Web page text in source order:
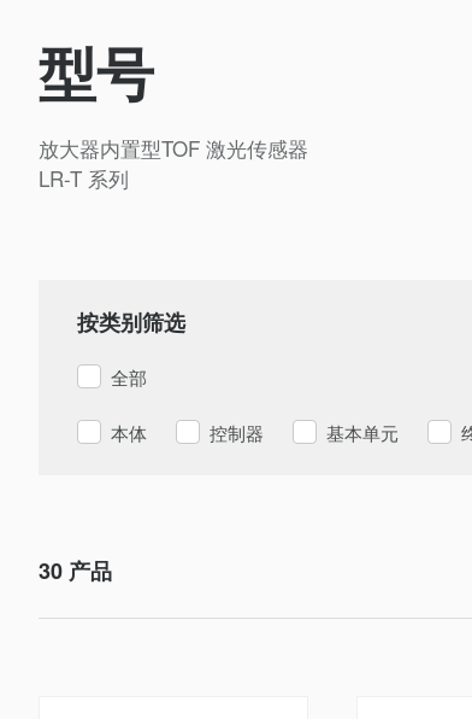
型号
放大器内置型TOF 激光传感器
LR-T 系列
按类别筛选
全部
本体 控制器 基本单元
30 产品